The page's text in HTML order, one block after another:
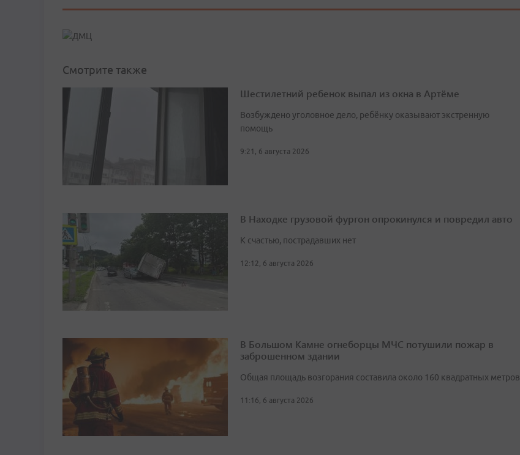
Смотрите также
Шестилетний ребенок выпал из окна в Артёме
Возбуждено уголовное дело, ребёнку оказывают экстренную
помощь
9:21, 6 августа 2026
В Находке грузовой фургон опрокинулся и повредил авто
К счастью, пострадавших нет
12:12, 6 августа 2026
В Большом Камне огнеборцы МЧС потушили пожар в
заброшенном здании
Общая площадь возгорания составила около 160 квадратных метров
11:16, 6 августа 2026